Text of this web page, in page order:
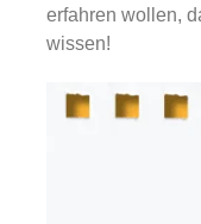
erfahren wollen,
wissen!